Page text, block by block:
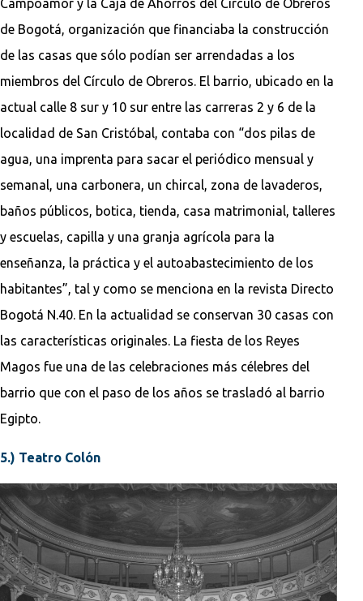
Campoamor y la Caja de Ahorros del Círculo de Obreros
de Bogotá, organización que financiaba la construcción
de las casas que sólo podían ser arrendadas a los
miembros del Círculo de Obreros. El barrio, ubicado en la
actual calle 8 sur y 10 sur entre las carreras 2 y 6 de la
localidad de San Cristóbal, contaba con “dos pilas de
agua, una imprenta para sacar el periódico mensual y
semanal, una carbonera, un chircal, zona de lavaderos,
baños públicos, botica, tienda, casa matrimonial, talleres
y escuelas, capilla y una granja agrícola para la
enseñanza, la práctica y el autoabastecimiento de los
habitantes”, tal y como se menciona en la revista Directo
Bogotá N.40. En la actualidad se conservan 30 casas con
las características originales. La fiesta de los Reyes
Magos fue una de las celebraciones más célebres del
barrio que con el paso de los años se trasladó al barrio
Egipto.
5.) Teatro Colón